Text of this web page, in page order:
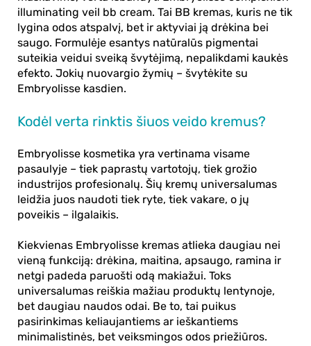
illuminating veil bb cream. Tai BB kremas, kuris ne tik
lygina odos atspalvį, bet ir aktyviai ją drėkina bei
saugo. Formulėje esantys natūralūs pigmentai
suteikia veidui sveiką švytėjimą, nepalikdami kaukės
efekto. Jokių nuovargio žymių – švytėkite su
Embryolisse kasdien.
Kodėl verta rinktis šiuos veido kremus?
Embryolisse kosmetika yra vertinama visame
pasaulyje – tiek paprastų vartotojų, tiek grožio
industrijos profesionalų. Šių kremų universalumas
leidžia juos naudoti tiek ryte, tiek vakare, o jų
poveikis – ilgalaikis.
Kiekvienas Embryolisse kremas atlieka daugiau nei
vieną funkciją: drėkina, maitina, apsaugo, ramina ir
netgi padeda paruošti odą makiažui. Toks
universalumas reiškia mažiau produktų lentynoje,
bet daugiau naudos odai. Be to, tai puikus
pasirinkimas keliaujantiems ar ieškantiems
minimalistinės, bet veiksmingos odos priežiūros.